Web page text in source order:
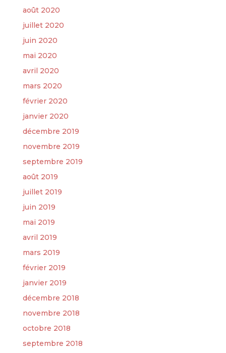
août 2020
juillet 2020
juin 2020
mai 2020
avril 2020
mars 2020
février 2020
janvier 2020
décembre 2019
novembre 2019
septembre 2019
août 2019
juillet 2019
juin 2019
mai 2019
avril 2019
mars 2019
février 2019
janvier 2019
décembre 2018
novembre 2018
octobre 2018
septembre 2018